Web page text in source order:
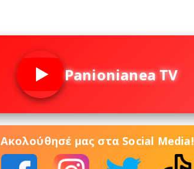
Panionianea TV
Ακολούθησέ μας στα Social Media!